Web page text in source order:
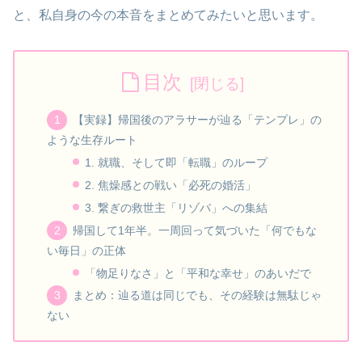
と、私自身の今の本音をまとめてみたいと思います。
目次
【実録】帰国後のアラサーが辿る「テンプレ」の
ような生存ルート
1. 就職、そして即「転職」のループ
2. 焦燥感との戦い「必死の婚活」
3. 繋ぎの救世主「リゾバ」への集結
帰国して1年半。一周回って気づいた「何でもな
い毎日」の正体
「物足りなさ」と「平和な幸せ」のあいだで
まとめ：辿る道は同じでも、その経験は無駄じゃ
ない